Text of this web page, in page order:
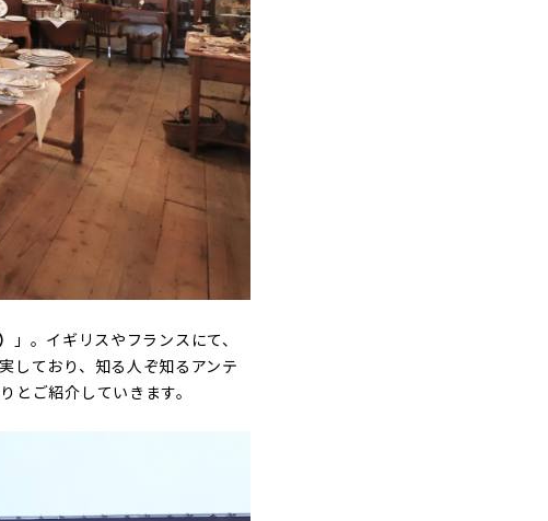
」。イギリスやフランスにて、
しており、知る人ぞ知るアンテ
とご紹介していきます。